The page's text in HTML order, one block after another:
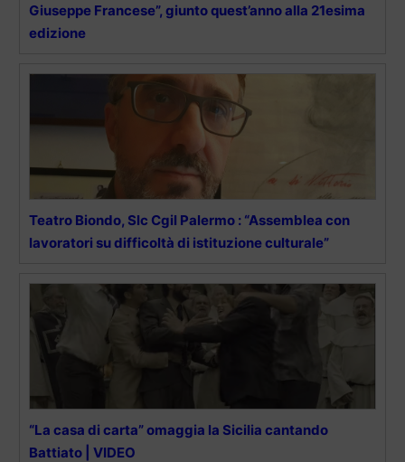
Giuseppe Francese”, giunto quest’anno alla 21esima
edizione
Teatro Biondo, Slc Cgil Palermo : “Assemblea con
lavoratori su difficoltà di istituzione culturale”
“La casa di carta” omaggia la Sicilia cantando
Battiato | VIDEO